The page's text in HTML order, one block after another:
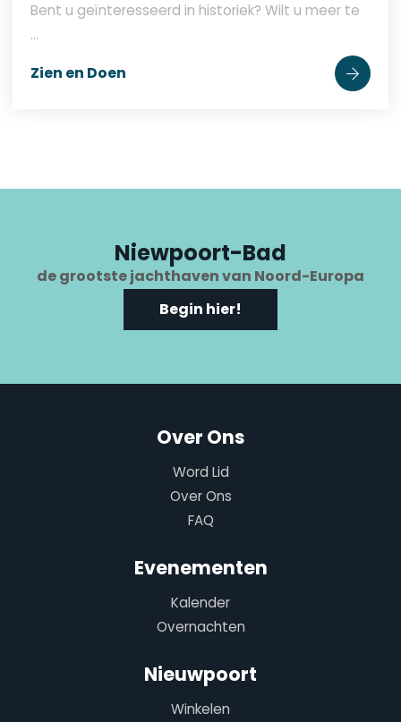
Bent u geïnteresseerd in historiek? Wilt u meer te
...
Zien en Doen
Niewpoort-Bad
de grootste jachthaven van Noord-Europa
Begin hier!
Over Ons
Word Lid
Over Ons
FAQ
Evenementen
Kalender
Overnachten
Nieuwpoort
Winkelen